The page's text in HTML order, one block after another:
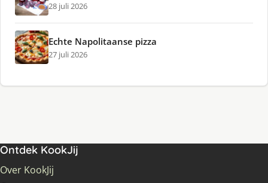
28 juli 2026
Echte Napolitaanse pizza
27 juli 2026
Ontdek KookJij
Over KookJij